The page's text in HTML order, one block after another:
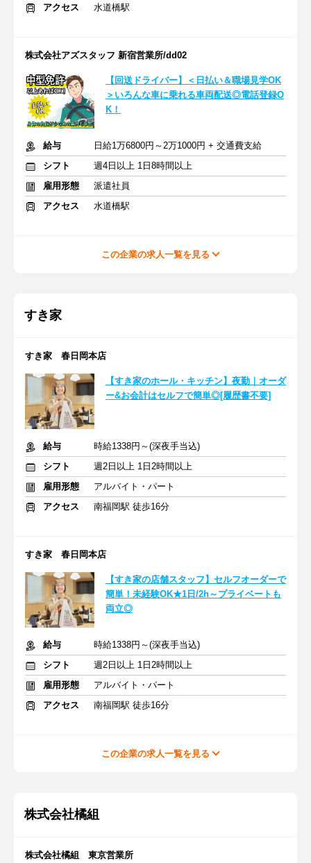
アクセス 水道橋駅
株式会社アズスタッフ 新宿営業所/dd02
【回送ドライバー】＜日払い＆職場見学OK
＞いろんな車に乗れる車両配送◎電話登録O
K！
給与
日給1万6800円～2万1000円 + 交通費支給
シフト
週4日以上 1日8時間以上
雇用形態
派遣社員
アクセス
水道橋駅
この企業の求人一覧を見る
すき家
すき家 春日岡本店
【すき家のホール・キッチン】夜勤｜オーダ
ー&お会計はセルフで簡単◎[履歴書不要]
給与
時給1338円～(深夜手当込)
シフト
週2日以上 1日2時間以上
雇用形態
アルバイト・パート
アクセス
南福岡駅 徒歩16分
すき家 春日岡本店
【すき家の店舗スタッフ】セルフオーダーで
簡単！未経験OK★1日/2h～プライベートも
両立◎
給与
時給1338円～(深夜手当込)
シフト
週2日以上 1日2時間以上
雇用形態
アルバイト・パート
アクセス
南福岡駅 徒歩16分
この企業の求人一覧を見る
株式会社橘組
株式会社橘組 東京営業所